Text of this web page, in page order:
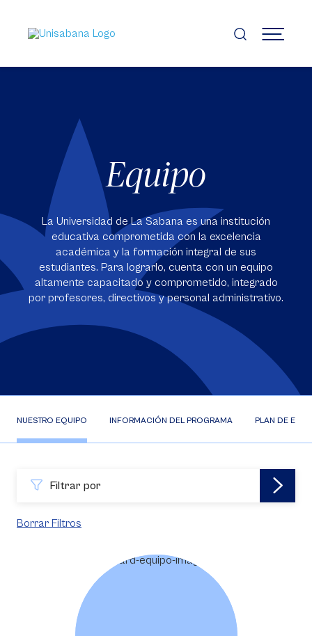
contenido
principal
MENÚ
Equipo
La Universidad de La Sabana es una institución
educativa comprometida con la excelencia
académica y la formación integral de sus
estudiantes. Para lograrlo, cuenta con un equipo
altamente capacitado y comprometido, integrado
por profesores, directivos y personal administrativo.
NUESTRO EQUIPO INFORMACIÓN DEL PROGRAMA PLAN DE
Filtrar por
Borrar Filtros